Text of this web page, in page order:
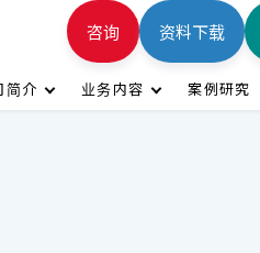
简介 业务内容 案例研究
咨询 资料下载